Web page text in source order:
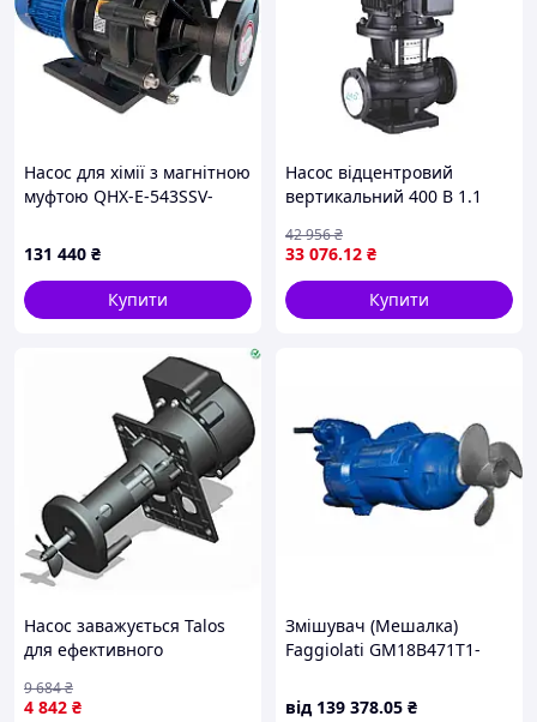
Насос для хімії з магнітною
муфтою QHX-E-543SSV-
2,2kW, 380V
131 440 ₴
Купити
Насос відцентровий
вертикальний 400 В 1.1
хв LEO 3.0 LPP40-17.5-1.1/2
(7714133)
33 076.12 ₴
42 956₴
Купити
Насос заважується Talos
для ефективного
напоїв і настоянок у
4 842 ₴
9 684₴
Змішувач (Мешалка)
Faggiolati GM18B471T1-
від 139 378.05 ₴